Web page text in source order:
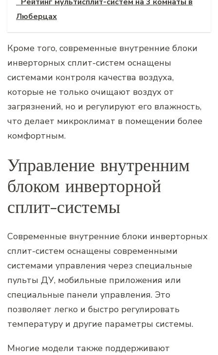
Люберцах
Кроме того, современные внутренние блоки
инверторных сплит-систем оснащены
системами контроля качества воздуха,
которые не только очищают воздух от
загрязнений, но и регулируют его влажность,
что делает микроклимат в помещении более
комфортным.
Управление внутренним
блоком инверторной
сплит-системы
Современные внутренние блоки инверторных
сплит-систем оснащены современными
системами управления через специальные
пульты ДУ, мобильные приложения или
специальные панели управления. Это
позволяет легко и быстро регулировать
температуру и другие параметры системы.
Многие модели также поддерживают